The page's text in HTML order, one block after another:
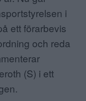
i
ett förarbevis
och reda
(S) i ett